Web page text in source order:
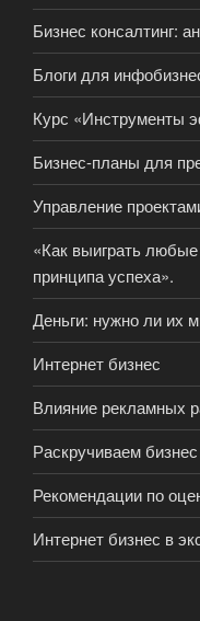
Бизнес консалтинг:
Блоги для
Курс «Инструменты
Бизнес-планы для
Управление
«Как выиграть
принципа успеха».
Деньги: нужно ли их
Интернет бизнес
Влияние рекламных
Раскручиваем бизнес
Рекомендации по
Интернет бизнес в